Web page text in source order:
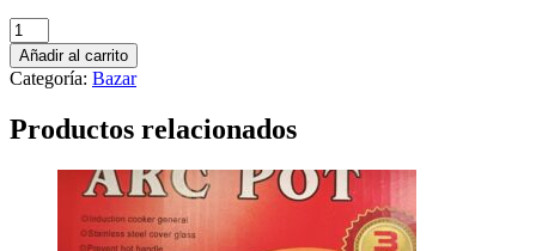
Vaso
medidor
1L
cantidad
Añadir al carrito
Categoría: Bazar
Productos relacionados